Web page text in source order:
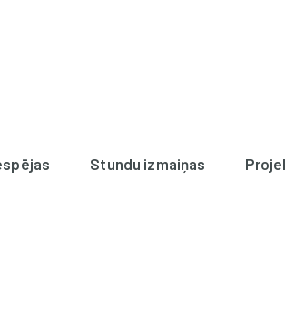
Stundu izmaiņas